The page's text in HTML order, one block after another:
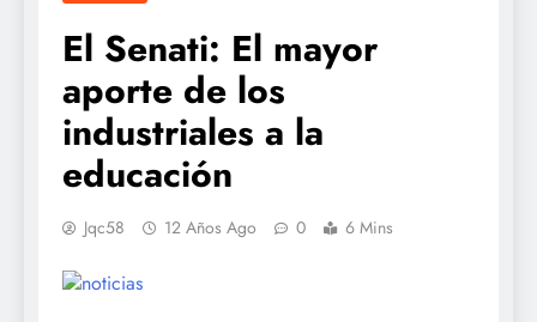
El Senati: El mayor
aporte de los
industriales a la
educación
Jqc58 12 Años Ago 0 6 Mins